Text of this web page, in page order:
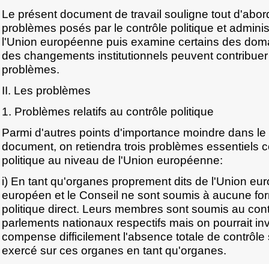
Le présent document de travail souligne tout
problèmes posés par le contrôle politique et
l'Union européenne puis examine certains des
des changements institutionnels peuvent
problèmes.
II. Les problèmes
1. Problèmes relatifs au contrôle politique
Parmi d'autres points d'importance moindre dans
document, on retiendra trois problèmes essentiels
politique au niveau de l'Union européenne:
i) En tant qu'organes proprement dits de l'Union
européen et le Conseil ne sont soumis à aucune
politique direct. Leurs membres sont soumis au
parlements nationaux respectifs mais on pourrait
compense difficilement l'absence totale de
exercé sur ces organes en tant qu'organes.